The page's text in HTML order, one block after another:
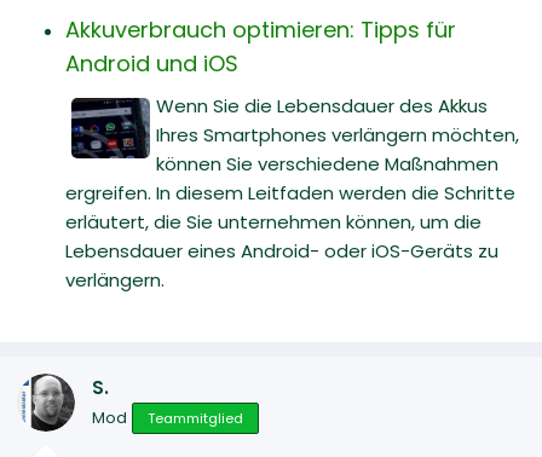
Akkuverbrauch optimieren: Tipps für
Android und iOS
Wenn Sie die Lebensdauer des Akkus
Ihres Smartphones verlängern möchten,
können Sie verschiedene Maßnahmen
ergreifen. In diesem Leitfaden werden die Schritte
erläutert, die Sie unternehmen können, um die
Lebensdauer eines Android- oder iOS-Geräts zu
verlängern.
S.
Mod Teammitglied